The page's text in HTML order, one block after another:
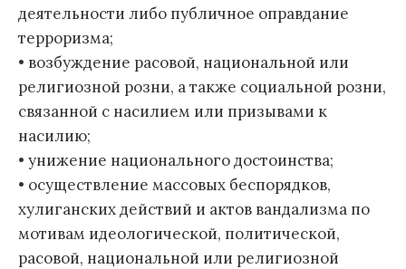
деятельности либо публичное оправдание
терроризма;
• возбуждение расовой, национальной или
религиозной розни, а также социальной розни,
связанной с насилием или призывами к
насилию;
• унижение национального достоинства;
• осуществление массовых беспорядков,
хулиганских действий и актов вандализма по
мотивам идеологической, политической,
расовой, национальной или религиозной